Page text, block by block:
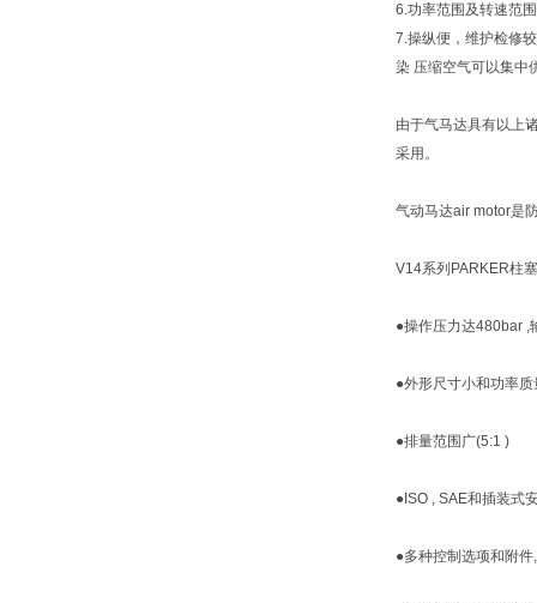
6.功率范围及转速范
7.操纵便，维护检修
染 压缩空气可以集中
由于气马达具有以上
采用。
气动马达air motor是
V14系列PARKER柱
●操作压力达480bar ,
●外形尺寸小和功率
●排量范围广(5:1 )
●ISO , SAE和插装式
●多种控制选项和附